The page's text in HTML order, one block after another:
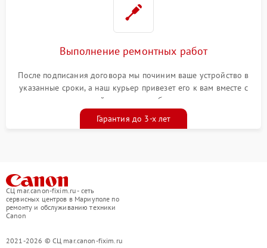
Выполнение ремонтных работ
После подписания договора мы починим ваше устройство в
указанные сроки, а наш курьер привезет его к вам вместе с
гарантийным талоном бесплатно
Гарантия до 3-х лет
СЦ mar.canon-fixim.ru - сеть
сервисных центров в Мариуполе по
ремонту и обслуживанию техники
Canon
2021-2026 © СЦ mar.canon-fixim.ru